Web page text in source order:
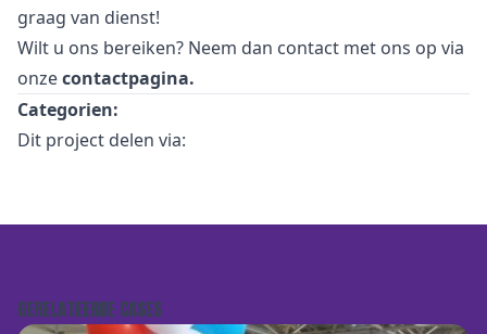
graag van dienst!
Wilt u ons bereiken? Neem dan contact met ons op via
onzecontactpagina.
Categorien:
Dit project delen via:
GERELATEERDE CASES